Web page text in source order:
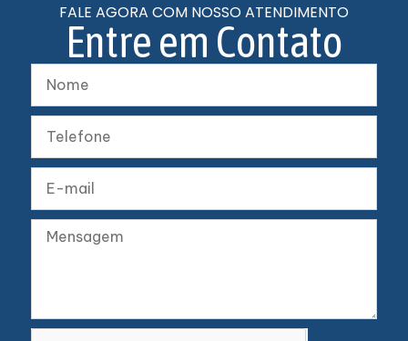
FALE AGORA COM NOSSO ATENDIMENTO
Entre em Contato